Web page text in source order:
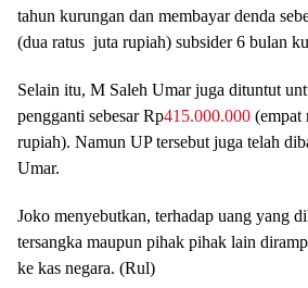
tahun kurungan dan membayar denda
(dua ratus juta rupiah) subsider 6 bulan
Selain itu, M Saleh Umar juga dituntut
pengganti sebesar Rp415.000.000 (empat
rupiah). Namun UP tersebut juga telah
Umar.
Joko menyebutkan, terhadap uang yang
tersangka maupun pihak pihak lain
ke kas negara. (Rul)